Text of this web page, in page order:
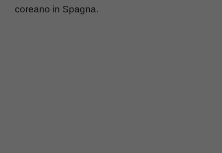
coreano in Spagna.